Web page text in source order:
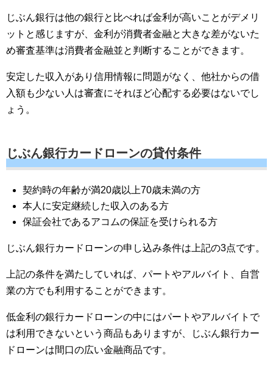
じぶん銀行は他の銀行と比べれば金利が高いことがデメリ
ットと感じますが、金利が消費者金融と大きな差がないた
め審査基準は消費者金融並と判断することができます。
安定した収入があり信用情報に問題がなく、他社からの借
入額も少ない人は審査にそれほど心配する必要はないでし
ょう。
じぶん銀行カードローンの貸付条件
契約時の年齢が満20歳以上70歳未満の方
本人に安定継続した収入のある方
保証会社であるアコムの保証を受けられる方
じぶん銀行カードローンの申し込み条件は上記の3点です。
上記の条件を満たしていれば、パートやアルバイト、自営
業の方でも利用することができます。
低金利の銀行カードローンの中にはパートやアルバイトで
は利用できないという商品もありますが、じぶん銀行カー
ドローンは間口の広い金融商品です。